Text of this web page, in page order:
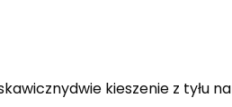
kieszenie z tyłu